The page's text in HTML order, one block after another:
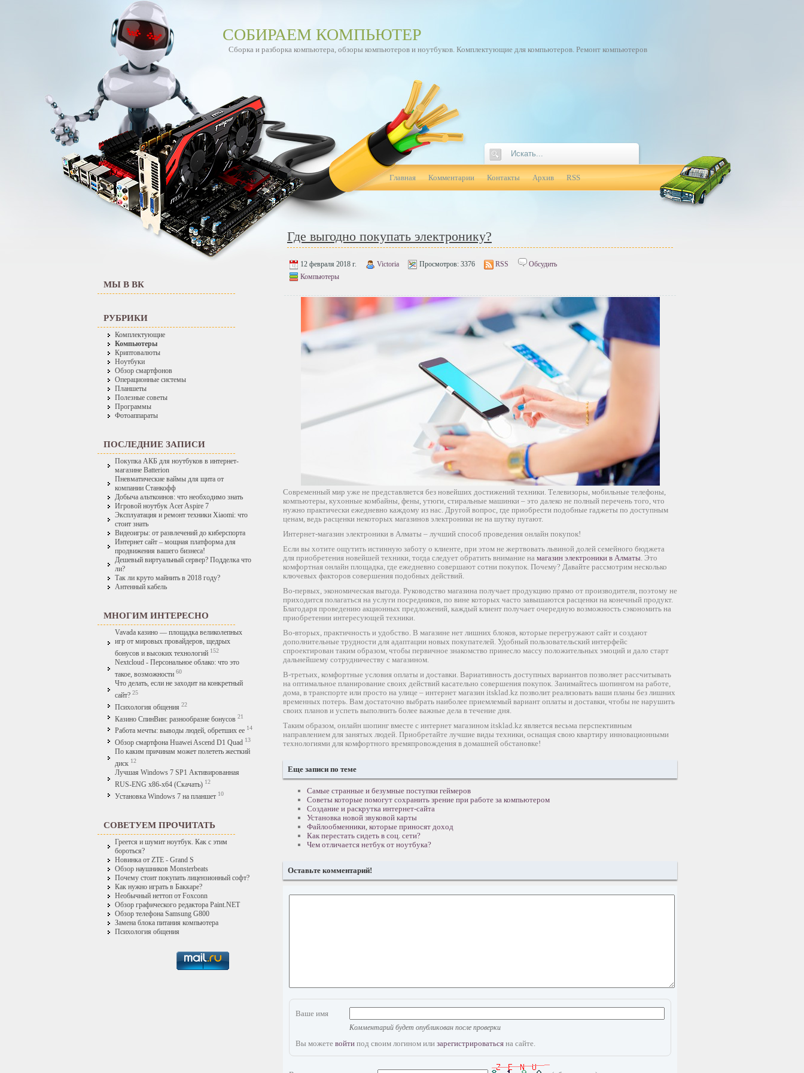
СОБИРАЕМ КОМПЬЮТЕР
Сборка и разборка компьютера, обзоры компьютеров и ноутбуков. Комплектующие для компьютеров. Ремонт компьютеров
Главная Комментарии Контакты Архив RSS
МЫ В ВК
РУБРИКИ
Комплектующие
Компьютеры
Криптовалюты
Ноутбуки
Обзор смартфонов
Операционные системы
Планшеты
Полезные советы
Программы
Фотоаппараты
ПОСЛЕДНИЕ ЗАПИСИ
Покупка АКБ для ноутбуков в интернет-
магазине Batterion
Пневматические ваймы для щита от
компании Станкофф
Добыча альткоинов: что необходимо знать
Игровой ноутбук Acer Aspire 7
Эксплуатация и ремонт техники Xiaomi: что
стоит знать
Видеоигры: от развлечений до киберспорта
Интернет сайт – мощная платформа для
продвижения вашего бизнеса!
Дешевый виртуальный сервер? Подделка что
ли?
Так ли круто майнить в 2018 году?
Антенный кабель
МНОГИМ ИНТЕРЕСНО
Vavada казино — площадка великолепных
игр от мировых провайдеров, щедрых
бонусов и высоких технологий 152
Nextcloud - Персональное облако: что это
такое, возможности 60
Что делать, если не заходит на конкретный
сайт? 25
Психология общения 22
Казино СпинВин: разнообразие бонусов 21
Работа мечты: выводы людей, обретших ее 14
Обзор смартфона Huawei Ascend D1 Quad 13
По каким причинам может полететь жесткий
диск 12
Лучшая Windows 7 SP1 Активированная
RUS-ENG x86-x64 (Скачать) 12
Установка Windows 7 на планшет 10
СОВЕТУЕМ ПРОЧИТАТЬ
Греется и шумит ноутбук. Как с этим
бороться?
Новинка от ZTE - Grand S
Обзор наушников Monsterbeats
Почему стоит покупать лицензионный софт?
Как нужно играть в Баккаре?
Необычный неттоп от Foxconn
Обзор графического редактора Paint.NET
Обзор телефона Samsung G800
Замена блока питания компьютера
Психология общения
Где выгодно покупать электронику?
12 февраля 2018 г. Victoria Просмотров: 3376 RSS
Обсудить
Компьютеры
Современный мир уже не представляется без новейших достижений техники. Телевизоры, мобильные телефоны,
компьютеры, кухонные комбайны, фены, утюги, стиральные машинки – это далеко не полный перечень того, что
нужно практически ежедневно каждому из нас. Другой вопрос, где приобрести подобные гаджеты по доступным
ценам, ведь расценки некоторых магазинов электроники не на шутку пугают.
Интернет-магазин электроники в Алматы – лучший способ проведения онлайн покупок!
Если вы хотите ощутить истинную заботу о клиенте, при этом не жертвовать львиной долей семейного бюджета
для приобретения новейшей техники, тогда следует обратить внимание на магазин электроники в Алматы. Это
комфортная онлайн площадка, где ежедневно совершают сотни покупок. Почему? Давайте рассмотрим несколько
ключевых факторов совершения подобных действий.
Во-первых, экономическая выгода. Руководство магазина получает продукцию прямо от производителя, поэтому не
приходится полагаться на услуги посредников, по вине которых часто завышаются расценки на конечный продукт.
Благодаря проведению акционных предложений, каждый клиент получает очередную возможность сэкономить на
приобретении интересующей техники.
Во-вторых, практичность и удобство. В магазине нет лишних блоков, которые перегружают сайт и создают
дополнительные трудности для адаптации новых покупателей. Удобный пользовательский интерфейс
спроектирован таким образом, чтобы первичное знакомство принесло массу положительных эмоций и дало старт
дальнейшему сотрудничеству с магазином.
В-третьих, комфортные условия оплаты и доставки. Вариативность доступных вариантов позволяет рассчитывать
на оптимальное планирование своих действий касательно совершения покупок. Занимайтесь шопингом на работе,
дома, в транспорте или просто на улице – интернет магазин itsklad.kz позволит реализовать ваши планы без лишних
временных потерь. Вам достаточно выбрать наиболее приемлемый вариант оплаты и доставки, чтобы не нарушить
своих планов и успеть выполнить более важные дела в течение дня.
Таким образом, онлайн шопинг вместе с интернет магазином itsklad.kz является весьма перспективным
направлением для занятых людей. Приобретайте лучшие виды техники, оснащая свою квартиру инновационными
технологиями для комфортного времяпровождения в домашней обстановке!
Еще записи по теме
Самые странные и безумные поступки геймеров
Советы которые помогут сохранить зрение при работе за компьютером
Создание и раскрутка интернет-сайта
Установка новой звуковой карты
Файлообменники, которые приносят доход
Как перестать сидеть в соц. сети?
Чем отличается нетбук от ноутбука?
Оставьте комментарий!
Ваше имя
Комментарий будет опубликован после проверки
Вы можете войти под своим логином или зарегистрироваться на сайте.